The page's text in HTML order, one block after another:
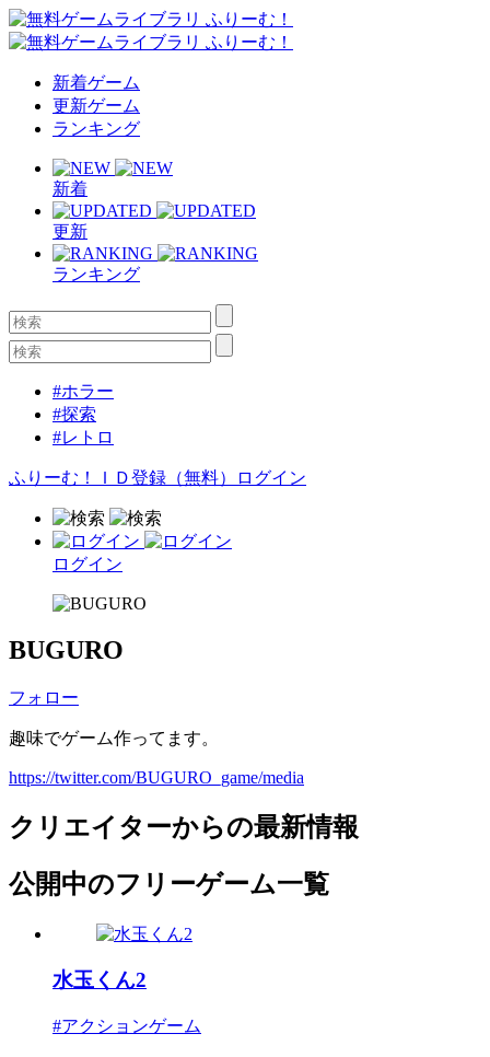
新着ゲーム
更新ゲーム
ランキング
新着
更新
ランキング
#ホラー
#探索
#レトロ
ふりーむ！ＩＤ登録（無料） ログイン
ログイン
BUGURO
フォロー
趣味でゲーム作ってます。
https://twitter.com/BUGURO_game/media
クリエイターからの最新情報
公開中のフリーゲーム一覧
水玉くん2
#アクションゲーム